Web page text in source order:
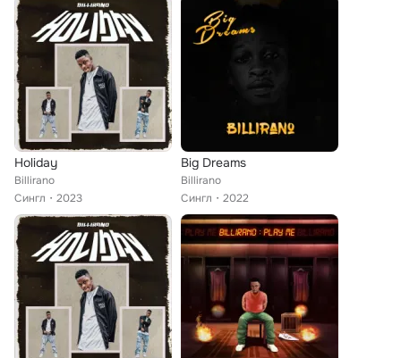
Holiday
Billirano
Сингл
2023
Big Dreams
Billirano
Сингл
2022